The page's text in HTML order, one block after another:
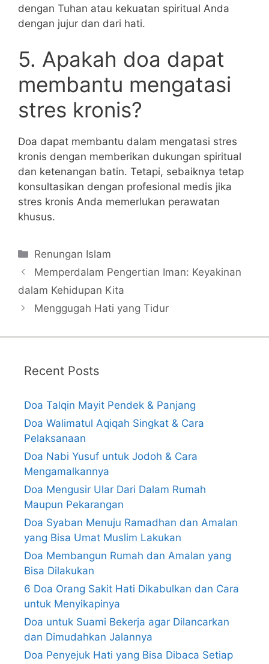
dengan Tuhan atau kekuatan spiritual Anda
dengan jujur dan dari hati.
5. Apakah doa dapat
membantu mengatasi
stres kronis?
Doa dapat membantu dalam mengatasi stres
kronis dengan memberikan dukungan spiritual
dan ketenangan batin. Tetapi, sebaiknya tetap
konsultasikan dengan profesional medis jika
stres kronis Anda memerlukan perawatan
khusus.
Categories
Renungan Islam
Memperdalam Pengertian Iman: Keyakinan
dalam Kehidupan Kita
Menggugah Hati yang Tidur
Recent Posts
Doa Talqin Mayit Pendek & Panjang
Doa Walimatul Aqiqah Singkat & Cara
Pelaksanaan
Doa Nabi Yusuf untuk Jodoh & Cara
Mengamalkannya
Doa Mengusir Ular Dari Dalam Rumah
Maupun Pekarangan
Doa Syaban Menuju Ramadhan dan Amalan
yang Bisa Umat Muslim Lakukan
Doa Membangun Rumah dan Amalan yang
Bisa Dilakukan
6 Doa Orang Sakit Hati Dikabulkan dan Cara
untuk Menyikapinya
Doa untuk Suami Bekerja agar Dilancarkan
dan Dimudahkan Jalannya
Doa Penyejuk Hati yang Bisa Dibaca Setiap